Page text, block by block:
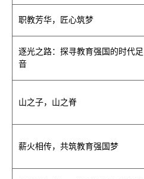
职教芳华，匠心筑梦
逐光之路：探寻教育强国的时代足
音
山之子，山之脊
薪火相传，共筑教育强国梦